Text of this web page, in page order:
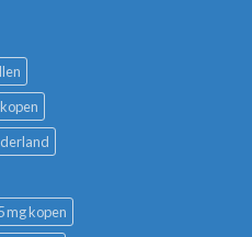
mg kopen